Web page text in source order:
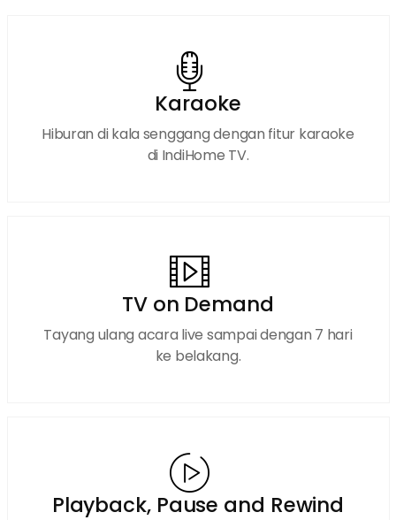
Karaoke
Hiburan di kala senggang dengan fitur karaoke
di IndiHome TV.
TV on Demand
Tayang ulang acara live sampai dengan 7 hari
ke belakang.
Playback, Pause and Rewind